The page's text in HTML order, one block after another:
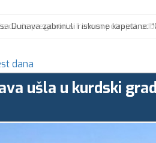
dana
ušla u kurdski